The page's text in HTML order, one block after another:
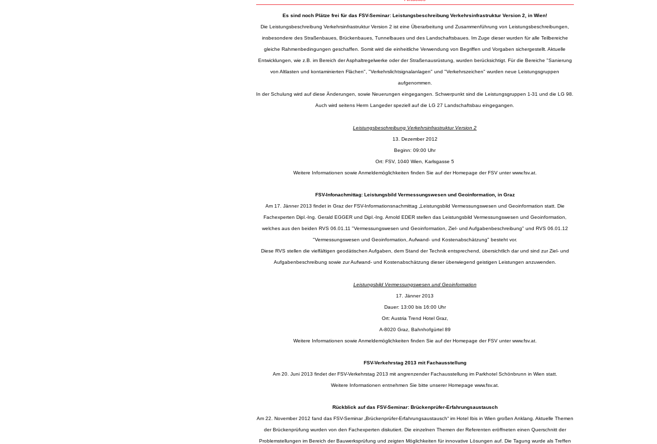
Es sind noch Plätze frei für das FSV-Seminar: Leistungsbeschreibung Verkehrsinfrastruktur Version 2, in Wien!
Die Leistungsbeschreibung Verkehrsinfrastruktur Version 2 ist eine Überarbeitung und Zusammenführung von Leistungsbeschreibungen,
insbesondere des Straßenbaues, Brückenbaues, Tunnelbaues und des Landschaftsbaues. Im Zuge dieser wurden für alle Teilbereiche
gleiche Rahmenbedingungen geschaffen. Somit wird die einheitliche Verwendung von Begriffen und Vorgaben sichergestellt. Aktuelle
Entwicklungen, wie z.B. im Bereich der Asphaltregelwerke oder der Straßenausrüstung, wurden berücksichtigt. Für die Bereiche "Sanierung
von Altlasten und kontaminierten Flächen", "Verkehrslichtsignalanlagen" und "Verkehrszeichen" wurden neue Leistungsgruppen
aufgenommen.
In der Schulung wird auf diese Änderungen, sowie Neuerungen eingegangen. Schwerpunkt sind die Leistungsgruppen 1-31 und die LG 98.
Auch wird seitens Herrn Langeder speziell auf die LG 27 Landschaftsbau eingegangen.
Leistungsbeschreibung Verkehrsinfrastruktur Version 2
13. Dezember 2012
Beginn: 09:00 Uhr
Ort: FSV, 1040 Wien, Karlsgasse 5
Weitere Informationen sowie Anmeldemöglichkeiten finden Sie auf der Homepage der FSV unterwww.fsv.at.
FSV-Infonachmittag: Leistungsbild Vermessungswesen und Geoinformation, in Graz
Am 17. Jänner 2013 findet in Graz der FSV-Informationsnachmittag „Leistungsbild Vermessungswesen und Geoinformation statt. Die
Fachexperten Dipl.-Ing. Gerald EGGER und Dipl.-Ing. Arnold EDER stellen das Leistungsbild Vermessungswesen und Geoinformation,
welches aus den beiden RVS 06.01.11 "Vermessungswesen und Geoinformation, Ziel- und Aufgabenbeschreibung" und RVS 06.01.12
"Vermessungswesen und Geoinformation, Aufwand- und Kostenabschätzung" besteht vor.
Diese RVS stellen die vielfältigen geodätischen Aufgaben, dem Stand der Technik entsprechend, übersichtlich dar und sind zur Ziel- und
Aufgabenbeschreibung sowie zur Aufwand- und Kostenabschätzung dieser überwiegend geistigen Leistungen anzuwenden.
Leistungsbild Vermessungswesen und Geoinformation
17. Jänner 2013
Dauer: 13:00 bis 16:00 Uhr
Ort: Austria Trend Hotel Graz,
A-8020 Graz, Bahnhofgürtel 89
Weitere Informationen sowie Anmeldemöglichkeiten finden Sie auf der Homepage der FSV unterwww.fsv.at.
FSV-Verkehrstag 2013 mit Fachausstellung
Am 20. Juni 2013 findet der FSV-Verkehrstag 2013 mit angrenzender Fachausstellung im Parkhotel Schönbrunn in Wien statt.
Weitere Informationen entnehmen Sie bitte unserer Homepage www.fsv.at.
Rückblick auf das FSV-Seminar: Brückenprüfer-Erfahrungsaustausch
Am 22. November 2012 fand das FSV-Seminar „Brückenprüfer-Erfahrungsaustausch“ im Hotel Ibis in Wien großen Anklang. Aktuelle Themen
der Brückenprüfung wurden von den Fachexperten diskutiert. Die einzelnen Themen der Referenten eröffneten einen Querschnitt der
Problemstellungen im Bereich der Bauwerksprüfung und zeigten Möglichkeiten für innovative Lösungen auf. Die Tagung wurde als Treffen